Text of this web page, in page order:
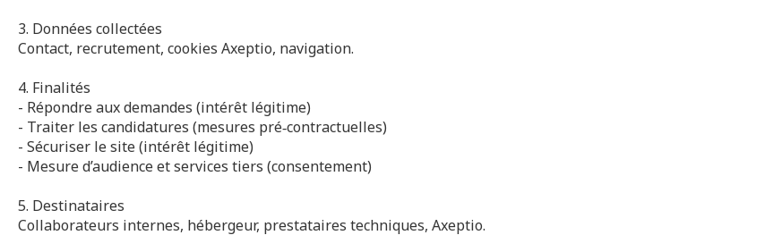
3. Données collectées
Contact, recrutement, cookies Axeptio, navigation.
4. Finalités
- Répondre aux demandes (intérêt légitime)
- Traiter les candidatures (mesures pré‑contractuelles)
- Sécuriser le site (intérêt légitime)
- Mesure d’audience et services tiers (consentement)
5. Destinataires
Collaborateurs internes, hébergeur, prestataires techniques, Axeptio.